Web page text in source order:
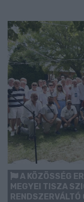
A KÖZÖSSÉG
MEGYEI TISZA